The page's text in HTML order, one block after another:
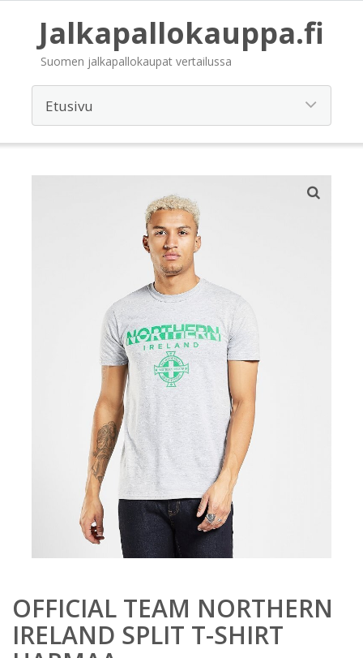
Jalkapallokauppa.fi
Suomen jalkapallokaupat vertailussa
OFFICIAL TEAM NORTHERN
IRELAND SPLIT T-SHIRT